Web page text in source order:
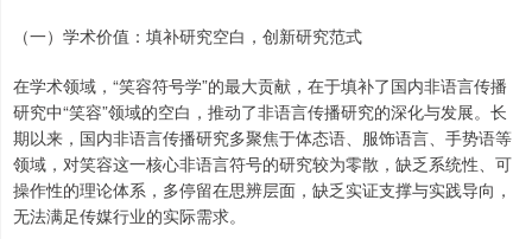
（一）学术价值：填补研究空白，创新研究范式
在学术领域，“笑容符号学”的最大贡献，在于填补了国内非语言传播
研究中“笑容”领域的空白，推动了非语言传播研究的深化与发展。长
期以来，国内非语言传播研究多聚焦于体态语、服饰语言、手势语等
领域，对笑容这一核心非语言符号的研究较为零散，缺乏系统性、可
操作性的理论体系，多停留在思辨层面，缺乏实证支撑与实践导向，
无法满足传媒行业的实际需求。